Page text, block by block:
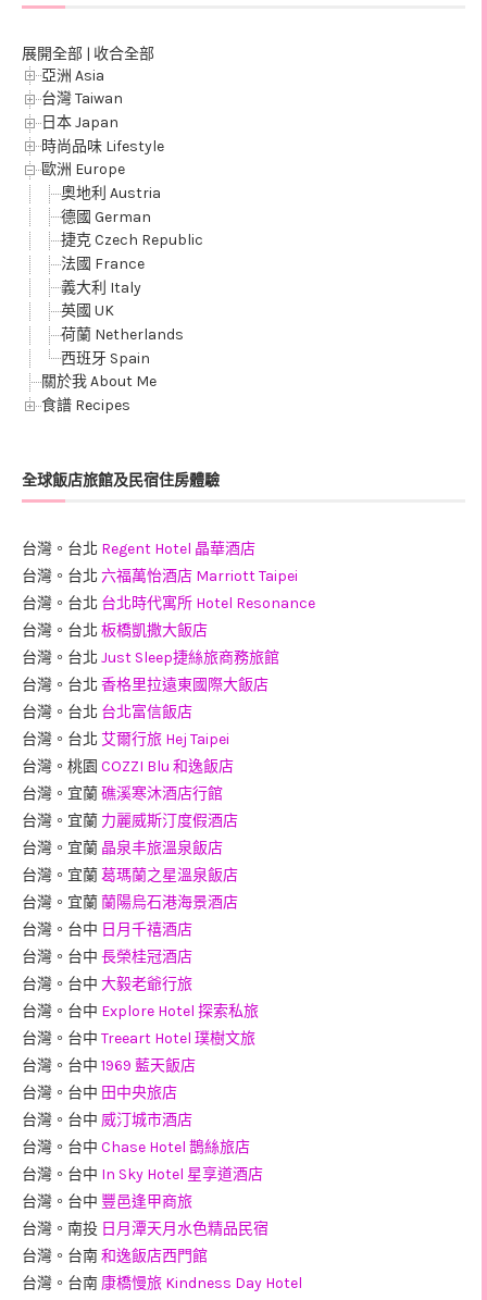
展開全部 | 收合全部
亞洲 Asia
台灣 Taiwan
日本 Japan
時尚品味 Lifestyle
歐洲 Europe
奧地利 Austria
德國 German
捷克 Czech Republic
法國 France
義大利 Italy
英國 UK
荷蘭 Netherlands
西班牙 Spain
關於我 About Me
食譜 Recipes
全球飯店旅館及民宿住房體驗
台灣。台北 Regent Hotel 晶華酒店
台灣。台北 六福萬怡酒店 Marriott Taipei
台灣。台北 台北時代寓所 Hotel Resonance
台灣。台北 板橋凱撒大飯店
台灣。台北 Just Sleep捷絲旅商務旅館
台灣。台北 香格里拉遠東國際大飯店
台灣。台北 台北富信飯店
台灣。台北 艾爾行旅 Hej Taipei
台灣。桃園 COZZI Blu 和逸飯店
台灣。宜蘭礁溪寒沐酒店行館
台灣。宜蘭 力麗威斯汀度假酒店
台灣。宜蘭 晶泉丰旅溫泉飯店
台灣。宜蘭葛瑪蘭之星溫泉飯店
台灣。宜蘭蘭陽烏石港海景酒店
台灣。台中 日月千禧酒店
台灣。台中 長榮桂冠酒店
台灣。台中 大毅老爺行旅
台灣。台中 Explore Hotel 探索私旅
台灣。台中 Treeart Hotel 璞樹文旅
台灣。台中 1969 藍天飯店
台灣。台中 田中央旅店
台灣。台中 威汀城市酒店
台灣。台中 Chase Hotel 鵲絲旅店
台灣。台中 In Sky Hotel 星享道酒店
台灣。台中 豐邑逢甲商旅
台灣。南投 日月潭天月水色精品民宿
台灣。台南和逸飯店西門館
台灣。台南 康橋慢旅 Kindness Day Hotel